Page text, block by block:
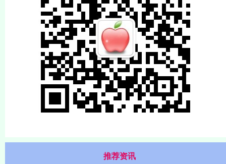
推荐资讯